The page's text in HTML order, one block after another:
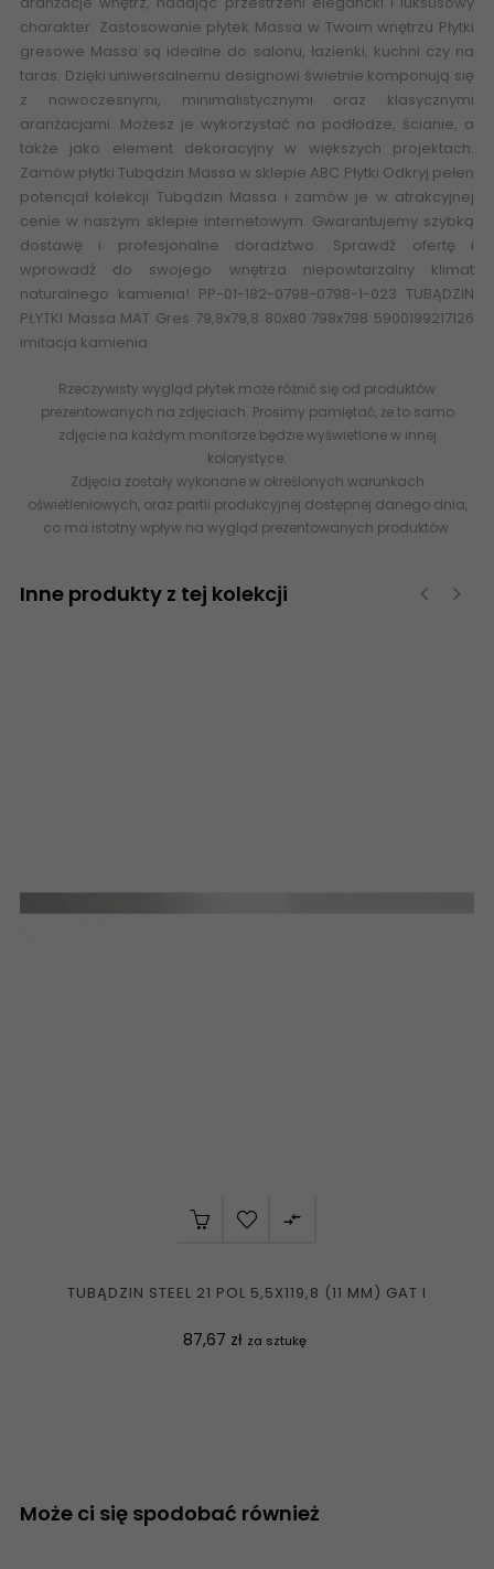
charakter. Zastosowanie płytek Massa w Twoim wnętrzu Płytki
gresowe Massa są idealne do salonu, łazienki, kuchni czy na
taras. Dzięki uniwersalnemu designowi świetnie komponują się
z nowoczesnymi, minimalistycznymi oraz klasycznymi
aranżacjami. Możesz je wykorzystać na podłodze, ścianie, a
także jako element dekoracyjny w większych projektach.
Zamów płytkiTubądzin Massa w sklepie ABC Płytki Odkryj pełen
potencjał kolekcji Tubądzin Massa i zamów je w atrakcyjnej
cenie w naszym sklepie internetowym. Gwarantujemy szybką
dostawę i profesjonalne doradztwo. Sprawdź ofertę i
wprowadź do swojego wnętrza niepowtarzalny klimat
naturalnego kamienia! PP-01-182-0798-0798-1-023 TUBĄDZIN
PŁYTKI Massa MAT Gres 79,8x79,8 80x80 798x798 5900199217126
imitacja kamienia
Rzeczywisty wygląd płytek może różnić się od produktów
prezentowanych na zdjęciach. Prosimy pamiętać, że to samo
zdjęcie na każdym monitorze będzie wyświetlone w innej
kolorystyce.
Zdjęcia zostały wykonane w określonych warunkach
oświetleniowych, oraz partii produkcyjnej dostępnej danego dnia,
co ma istotny wpływ na wygląd prezentowanych produktów.
Inne produkty z tej kolekcji

TUBĄDZIN STEEL 21 POL 5,5X119,8 (11 MM) GAT I
Cena
87,67 zł za sztukę
Może ci się spodobać również